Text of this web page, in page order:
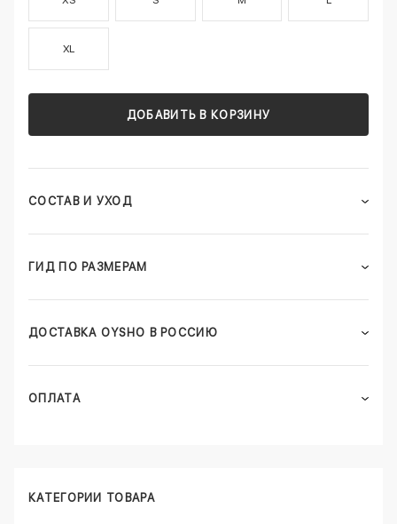
XL
ДОБАВИТЬ В КОРЗИНУ
СОСТАВ И УХОД
ГИД ПО РАЗМЕРАМ
ДОСТАВКА OYSHO В РОССИЮ
ОПЛАТА
КАТЕГОРИИ ТОВАРА